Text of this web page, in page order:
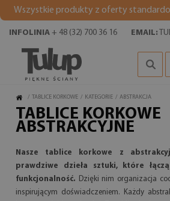
Wszystkie produkty z oferty
INFOLINIA + 48 (32) 700 36 16 EMAIL:
/ TABLICE KORKOWE / KATEGORIE / ABSTRAKCJA
TABLICE KORKOWE
ABSTRAKCYJNE
Nasze tablice korkowe z
prawdziwe dzieła sztuki, które
funkcjonalność. Dzięki nim organizacja
inspirującym doświadczeniem. Każdy